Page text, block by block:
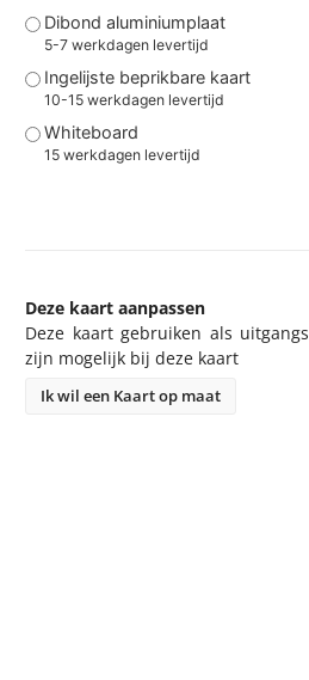
Dibond aluminiumplaat
5-7 werkdagen levertijd
Ingelijste beprikbare kaart
10-15 werkdagen levertijd
Whiteboard
15 werkdagen levertijd
Deze kaart aanpassen
Deze kaart gebruiken als
zijn mogelijk bij deze kaart
Ik wil een Kaart op maat